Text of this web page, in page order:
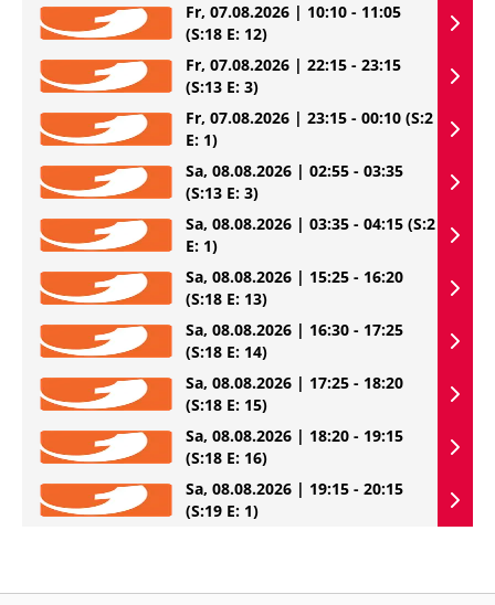
Fr, 07.08.2026 | 10:10 - 11:05
(S:18 E: 12)
Fr, 07.08.2026 | 22:15 - 23:15
(S:13 E: 3)
Fr, 07.08.2026 | 23:15 - 00:10 (S:2
E: 1)
Sa, 08.08.2026 | 02:55 - 03:35
(S:13 E: 3)
Sa, 08.08.2026 | 03:35 - 04:15 (S:2
E: 1)
Sa, 08.08.2026 | 15:25 - 16:20
(S:18 E: 13)
Sa, 08.08.2026 | 16:30 - 17:25
(S:18 E: 14)
Sa, 08.08.2026 | 17:25 - 18:20
(S:18 E: 15)
Sa, 08.08.2026 | 18:20 - 19:15
(S:18 E: 16)
Sa, 08.08.2026 | 19:15 - 20:15
(S:19 E: 1)